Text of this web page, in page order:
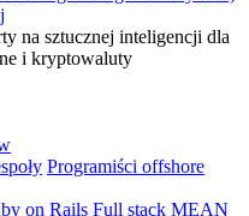
na sztucznej inteligencji dla
i kryptowaluty
Programiści offshore
on Rails Full stack MEAN